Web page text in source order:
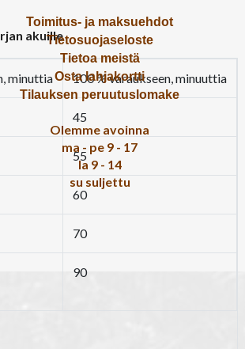
akuille
minuttia 100 % varaukseen, minuuttia
45
55
60
70
90
Toimitus- ja maksuehdot
Tietosuojaseloste
Tietoa meistä
Osta lahjakortti
Tilauksen peruutuslomake
Olemme avoinna
ma - pe 9 - 17
la 9 - 14
su suljettu